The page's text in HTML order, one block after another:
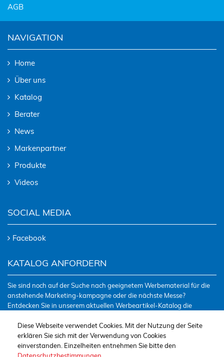
AGB
NAVIGATION
Home
Über uns
Katalog
Berater
News
Markenpartner
Produkte
Videos
SOCIAL MEDIA
Facebook
KATALOG ANFORDERN
Sie sind noch auf der Suche nach geeignetem Werbematerial für die
anstehende Marketing-kampagne oder die nächste Messe?
Entdecken Sie in unserem aktuellen Werbeartikel-Katalog die
Hier finden Sie mit Sicherheit genau den passenden Werbeträger!
Diese Webseite verwendet Cookies. Mit der Nutzung der Seite
erklären Sie sich mit der Verwendung von Cookies
einverstanden. Einzelheiten entnehmen Sie bitte den